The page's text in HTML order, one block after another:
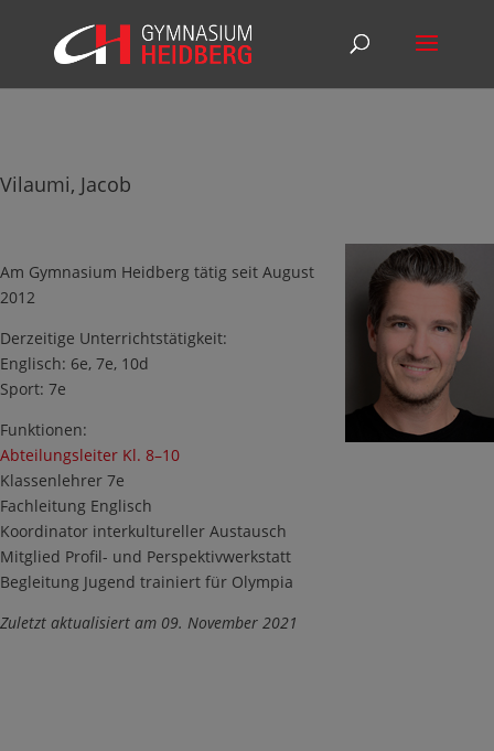
Vilaumi, Jacob
Am Gymnasium Heidberg tätig seit August
2012
Derzeitige Unterrichtstätigkeit:
Englisch: 6e, 7e, 10d
Sport: 7e
Funktionen:
Abteilungsleiter Kl. 8–10
Klassenlehrer 7e
Fachleitung Englisch
Koordinator interkultureller Austausch
Mitglied Profil- und Perspektivwerkstatt
Begleitung Jugend trainiert für Olympia
Zuletzt aktualisiert am 09. November 2021